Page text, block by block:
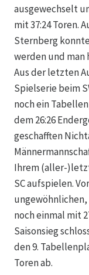
ausgewechselt
mit 37:24 Toren.
Sternberg
werden und man
Aus der letzten
Spielserie beim
noch ein
dem 26:26
geschafften
Ihrem (aller-
SC aufspielen.
noch einmal mit
Saisonsieg
den 9.
Toren ab.